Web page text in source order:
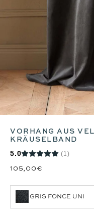
VORHANG AUS
KRÄUSELBAND
5.0 (1)
105,00€
GRIS FONCE UNI